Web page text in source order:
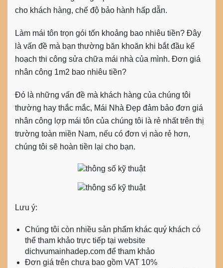
cho khách hàng, chế độ bảo hành hấp dẫn.
Làm mái tôn trọn gói tốn khoảng bao nhiêu tiền? Đây
là vấn đề mà bạn thường băn khoăn khi bắt đầu kế
hoạch thi công sửa chữa mái nhà của mình. Đơn giá
nhân công 1m2 bao nhiêu tiền?
Đó là những vấn đề mà khách hàng của chúng tôi
thường hay thắc mắc, Mái Nhà Đẹp đảm bảo đơn giá
nhân công lợp mái tôn của chúng tôi là rẻ nhất trên thị
trường toàn miền Nam, nếu có đơn vị nào rẻ hơn,
chúng tôi sẽ hoàn tiền lại cho bạn.
Lưu ý:
Chúng tôi còn nhiều sản phẩm khác quý khách có
thể tham khảo trực tiếp tại website
dichvumainhadep.com để tham khảo
Đơn giá trên chưa bao gồm VAT 10%